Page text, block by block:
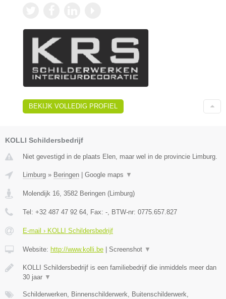
BEKIJK VOLLEDIG PROFIEL
KOLLI Schildersbedrijf
Niet gevestigd in de plaats Elen, maar wel in de provincie Limburg.
Limburg » Beringen Google maps ▼
Molendijk 16, 3582 Beringen (Limburg)
Tel: +32 487 47 92 64, Fax: -, BTW-nr: 0775.657.827
E-mail › KOLLI Schildersbedrijf
Website: http://www.kolli.be Screenshot ▼
KOLLI Schildersbedrijf is een familiebedrijf die inmiddels meer dan
30 jaar ▼
Schilderwerken, Binnenschilderwerk, Buitenschilderwerk,